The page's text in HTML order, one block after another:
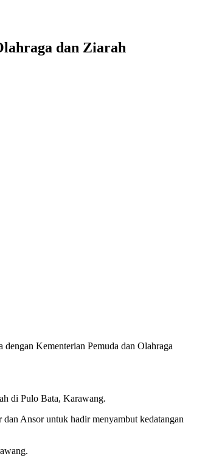
dan Ziarah
Kementerian Pemuda dan Olahraga
di Pulo Bata, Karawang.
Ansor untuk hadir menyambut kedatangan